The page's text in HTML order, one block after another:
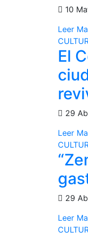
10
Leer
El
29
Leer
29
Leer